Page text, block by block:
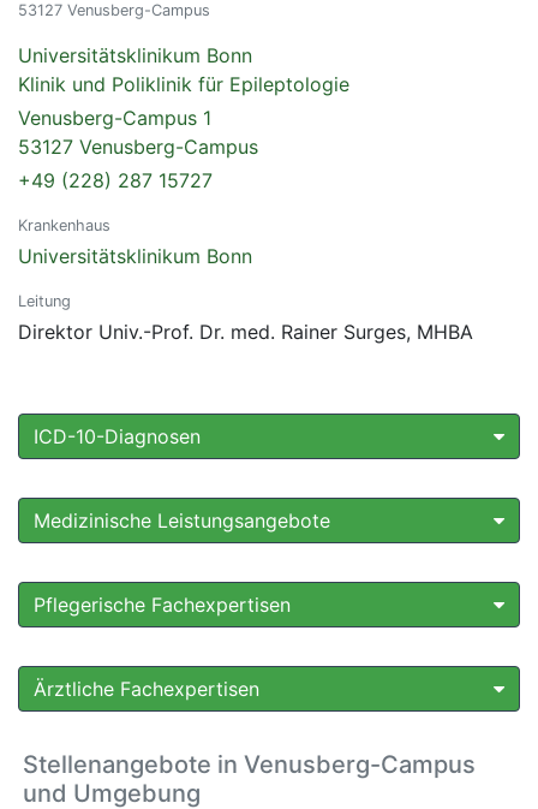
53127 Venusberg-Campus
Universitätsklinikum Bonn
Klinik und Poliklinik für Epileptologie
Venusberg-Campus 1
53127 Venusberg-Campus
+49 (228) 287 15727
Krankenhaus
Universitätsklinikum Bonn
Leitung
Direktor Univ.-Prof. Dr. med. Rainer Surges, MHBA
ICD-10-Diagnosen
Medizinische Leistungsangebote
Pflegerische Fachexpertisen
Ärztliche Fachexpertisen
Stellenangebote in Venusberg-Campus
und Umgebung